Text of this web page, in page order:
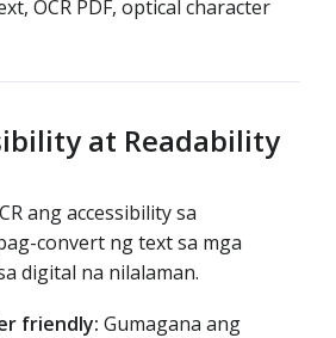
OCR PDF, optical character
at Readability
ang accessibility sa
convert ng text sa mga
digital na nilalaman.
friendly: Gumagana ang